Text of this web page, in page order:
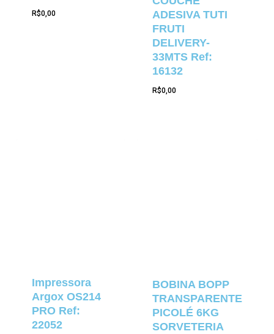
R$0,00
ADESIVA TUTI
FRUTI
DELIVERY-
33MTS Ref:
16132
R$0,00
Impressora
Argox OS214
PRO Ref:
22052
BOBINA BOPP
TRANSPARENTE
PICOLÉ 6KG
SORVETERIA